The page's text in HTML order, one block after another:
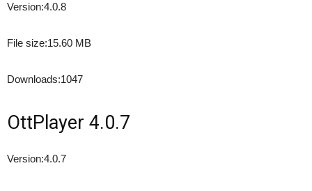
Version:4.0.8
File size:15.60 MB
Downloads:1047
OttPlayer 4.0.7
Version:4.0.7